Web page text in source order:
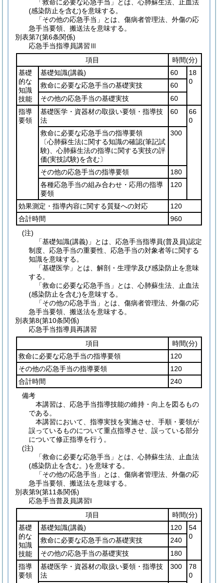
「救命に必要な応急手当」とは、心肺蘇生法、止血法
(感染防止を含む)を意味する。
「その他の応急手当」とは、傷病者管理法、外傷の応
急手当要領、搬送法を意味する。
別表第7(第6条関係)
応急手当指導員講習Ⅲ
項目
時間(分)
基礎
的な
知識
技能
基礎知識(講義) 60
18
0
救命に必要な応急手当の基礎実技
60
その他の応急手当の基礎実技
60
指導
要領
基礎医学・資器材の取扱い要領・指導技
法
60
66
0
救命に必要な応急手当の指導要領
〔心肺蘇生法に関する知識の確認(筆記試
験) 、心肺蘇生法の指導に関する実技の評
価(実技試験)を含む〕
300
その他の応急手当の指導要領
180
各種応急手当の組み合わせ・応用の指導
要領
120
効果測定・指導内容に関する質疑への対応
120
合計時間
960
(注)
「基礎知識(講義)」とは、応急手当指導員(普及員)認定
制度、応急手当の重要性、応急手当の対象者等に関する
知識を意味する。
「基礎医学」とは、解剖・生理学及び感染防止を意味
する。
「救命に必要な応急手当」とは、心肺蘇生法、止血法
(感染防止を含む)を意味する。
「その他の応急手当」とは、傷病者管理法、外傷の応
急手当要領、搬送法を意味する。
別表第8(第10条関係)
応急手当指導員再講習
項目
時間(分)
救命に必要な応急手当の指導要領
120
その他の応急手当の指導要領
120
合計時間
240
備考
本講習は、応急手当指導技能の維持・向上を図るもの
である。
本講習において、指導実技を実施させ、手順・要領が
誤っているものについて重点指導させ、誤っている部分
について修正指導を行う。
(注)
「救命に必要な応急手当」とは、心肺蘇生法、止血法
(感染防止を含む。)を意味する。
「その他の応急手当」とは、傷病者管理法、外傷の応
急手当要領、搬送法を意味する。
別表第9(第11条関係)
応急手当普及員講習I
項目
時間(分)
基礎
的な
知識
技能
基礎知識(講義) 120
54
0
救命に必要な応急手当の基礎実技
240
その他の応急手当の基礎実技
180
指導
要領
基礎医学・資器材の取扱い要領・指導技
法
300
78
0